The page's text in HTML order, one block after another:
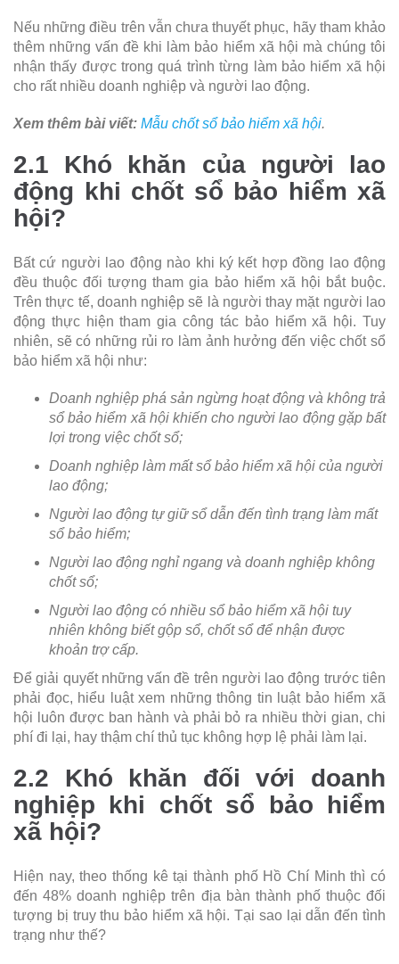
Nếu những điều trên vẫn chưa thuyết phục, hãy tham khảo
thêm những vấn đề khi làm bảo hiểm xã hội mà chúng tôi
nhận thấy được trong quá trình từng làm bảo hiểm xã hội
cho rất nhiều doanh nghiệp và người lao động.
Xem thêm bài viết: Mẫu chốt sổ bảo hiểm xã hội.
2.1 Khó khăn của người lao
động khi chốt sổ bảo hiểm xã
hội?
Bất cứ người lao động nào khi ký kết hợp đồng lao động
đều thuộc đối tượng tham gia bảo hiểm xã hội bắt buộc.
Trên thực tế, doanh nghiệp sẽ là người thay mặt người lao
động thực hiện tham gia công tác bảo hiểm xã hội. Tuy
nhiên, sẽ có những rủi ro làm ảnh hưởng đến việc chốt sổ
bảo hiểm xã hội như:
Doanh nghiệp phá sản ngừng hoạt động và không trả
sổ bảo hiểm xã hội khiến cho người lao động gặp bất
lợi trong việc chốt sổ;
Doanh nghiệp làm mất sổ bảo hiểm xã hội của người
lao động;
Người lao động tự giữ sổ dẫn đến tình trạng làm mất
sổ bảo hiểm;
Người lao động nghỉ ngang và doanh nghiệp không
chốt sổ;
Người lao động có nhiều sổ bảo hiểm xã hội tuy
nhiên không biết gộp sổ, chốt sổ để nhận được
khoản trợ cấp.
Để giải quyết những vấn đề trên người lao động trước tiên
phải đọc, hiểu luật xem những thông tin luật bảo hiểm xã
hội luôn được ban hành và phải bỏ ra nhiều thời gian, chi
phí đi lại, hay thậm chí thủ tục không hợp lệ phải làm lại.
2.2 Khó khăn đối với doanh
nghiệp khi chốt sổ bảo hiểm
xã hội?
Hiện nay, theo thống kê tại thành phố Hồ Chí Minh thì có
đến 48% doanh nghiệp trên địa bàn thành phố thuộc đối
tượng bị truy thu bảo hiểm xã hội. Tại sao lại dẫn đến tình
trạng như thế?